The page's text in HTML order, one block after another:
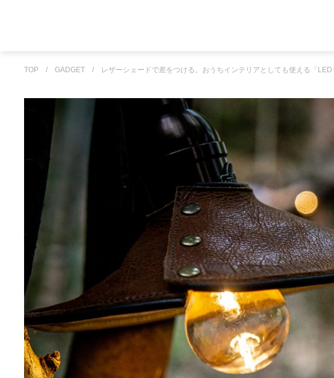
TOP / GADGET / レザーシェードで差をつける。おうちインテリアとしても使える「LED